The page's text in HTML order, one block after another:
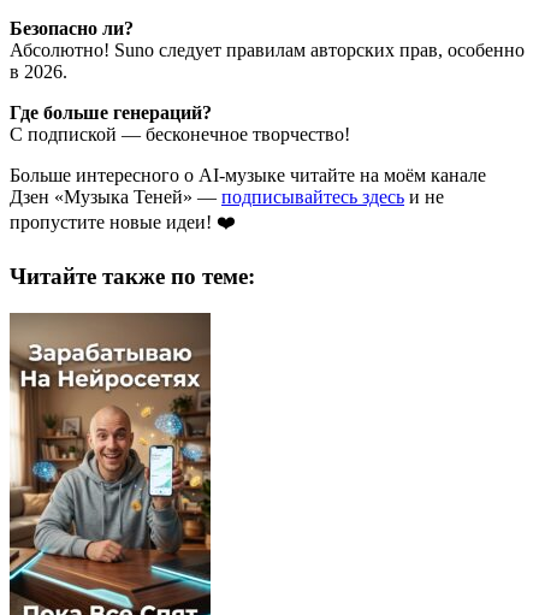
Безопасно ли?
Абсолютно! Suno следует правилам авторских прав, особенно
в 2026.
Где больше генераций?
С подпиской — бесконечное творчество!
Больше интересного о AI-музыке читайте на моём канале
Дзен «Музыка Теней» — подписывайтесь здесь и не
пропустите новые идеи! ❤️
Читайте также по теме: